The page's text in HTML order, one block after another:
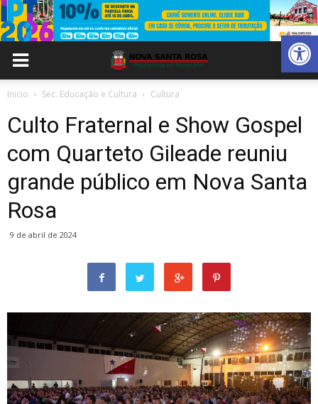
Abrir
Inicio Sec. Educação e Cultura Cultura
Culto Fraternal e Show Gospel
com Quarteto Gileade reuniu
grande público em Nova Santa
Rosa
9 de abril de 2024